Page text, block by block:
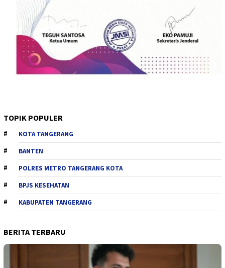
TOPIK POPULER
KOTA TANGERANG
BANTEN
POLRES METRO TANGERANG KOTA
BPJS KESEHATAN
KABUPATEN TANGERANG
BERITA TERBARU